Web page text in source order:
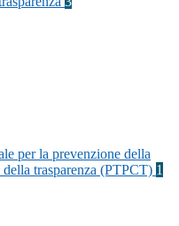
per la prevenzione della
trasparenza (PTPCT) 1